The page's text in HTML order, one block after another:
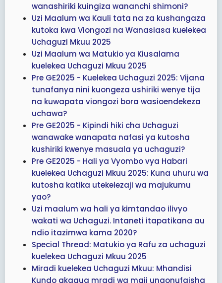
wanashiriki kuingiza wananchi shimoni?
Uzi Maalum wa Kauli tata na za kushangaza
kutoka kwa Viongozi na Wanasiasa kuelekea
Uchaguzi Mkuu 2025
Uzi Maalum wa Matukio ya Kiusalama
kuelekea Uchaguzi Mkuu 2025
Pre GE2025 - Kuelekea Uchaguzi 2025: Vijana
tunafanya nini kuongeza ushiriki wenye tija
na kuwapata viongozi bora wasioendekeza
uchawa?
Pre GE2025 - Kipindi hiki cha Uchaguzi
wanawake wanapata nafasi ya kutosha
kushiriki kwenye masuala ya uchaguzi?
Pre GE2025 - Hali ya Vyombo vya Habari
kuelekea Uchaguzi Mkuu 2025: Kuna uhuru wa
kutosha katika utekelezaji wa majukumu
yao?
Uzi maalum wa hali ya kimtandao ilivyo
wakati wa Uchaguzi. Intaneti itapatikana au
ndio itazimwa kama 2020?
Special Thread: Matukio ya Rafu za uchaguzi
kuelekea Uchaguzi Mkuu 2025
Miradi kuelekea Uchaguzi Mkuu: Mhandisi
Kundo akagua mradi wa maji unaonufaisha